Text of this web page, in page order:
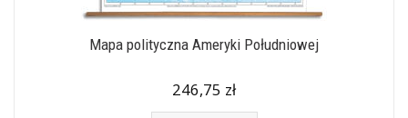
Mapa polityczna Ameryki Południowej
246,75 zł